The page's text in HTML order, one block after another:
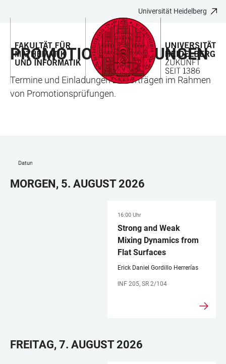
ZUR
BARRIEREFREIHEIT
Universität Heidelberg
PROMOTIONSPRÜFUNGEN
Termine und Einladungen zu Vorträgen im Rahmen
von Promotionsprüfungen.
Datum auswählen
MORGEN, 5. AUGUST 2026
16:00 Uhr
Strong and Weak
Mixing Dynamics from
Flat Surfaces
Erick Daniel Gordillo Herrerías
INF 205, SR 2/104
FREITAG, 7. AUGUST 2026